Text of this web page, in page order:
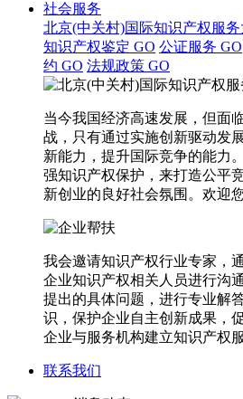
社会服务
北京(中关村)国际知识产权服
知识产权鉴定 GO 公证服务 GO
约 GO 法规政策 GO
当今我国经济高速发展，但面
战，只有通过实施创新驱动发
新能力，提升国际竞争的能力
强知识产权保护，来打造公平
新创业的良好社会氛围。欢迎
我会邀请知识产权行业专家，
企业知识产权相关人员进行沟
提出的具体问题，进行专业解
识，保护企业自主创新成果，
企业与服务机构建立知识产权
联系我们